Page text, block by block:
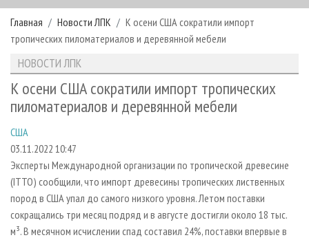
РУБРИКИ И ТЕМЫ
РУБРИКИ ЖУРНАЛА
ЛЕСОЗАГОТОВКА
ЛЕСОПИЛЕНИЕ
СУШКА ДРЕВЕСИНЫ
ПРОИЗВОДСТВО ДРЕВЕСНЫХ ПЛИТ
ДЕРЕВЯННОЕ ДОМОСТРОЕНИЕ
ПРОИЗВОДСТВО МЕБЕЛИ
БИОЭНЕРГЕТИКА
НОВОСТИ
НОВОСТИ ЛПК
НОВОСТИ ЖУРНАЛА
ПРОЕКТЫ ЛПИ
АНАЛИТИКА
ПРЕДПРИЯТИЯ ЛПК
ПЕРСОНЫ
МОБИЛЬНЫЕ ВЫСТАВКИ
ОФИЦИАЛЬНЫЕ ДЕЛЕГАЦИИ
ПРИОРИТЕТНЫЕ ИНВЕСТПРОЕКТЫ
RUSSIAN FORESTRY REVIEW
АРХИВ ЖУРНАЛОВ
О ЖУРНАЛЕ
КОНТАКТЫ
РЕКЛАМОДАТЕЛЯМ
РЕКЛАМА
РЕКЛАМА НА САЙТЕ
Главная Новости ЛПК
К осени США сократили импорт
тропических пиломатериалов и деревянной мебели
НОВОСТИ ЛПК
К осени США сократили импорт тропических
пиломатериалов и деревянной мебели
США
03.11.2022 10:47
Эксперты Международной организации по тропической древесине
(ITTO) сообщили, что импорт древесины тропических лиственных
пород в США упал до самого низкого уровня. Летом поставки
сокращались три месяц подряд и в августе достигли около 18 тыс.
м³. В месячном исчислении спад составил 24%, поставки впервые в